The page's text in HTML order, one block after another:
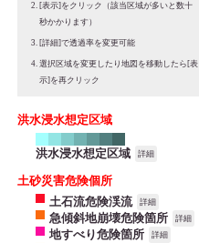
[表示]をクリック（該当区域が多いと数十
秒かかります）
[詳細]で透過率を変更可能
選択区域を変更したり地図を移動したら[表
示]を再クリック
洪水浸水想定区域
洪水浸水想定区域 詳細
土砂災害危険個所
土石流危険渓流
詳細
急傾斜地崩壊危険箇所 詳細
地すべり危険箇所 詳細